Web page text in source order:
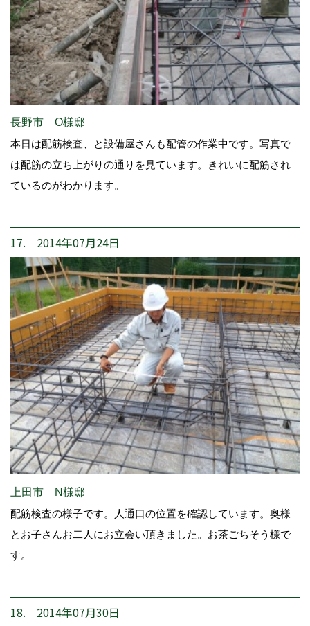
長野市 O様邸
本日は配筋検査、と設備屋さんも配管の作業中です。写真で
は配筋の立ち上がりの通りを見ています。きれいに配筋され
ているのがわかります。
17. 2014年07月24日
上田市 N様邸
配筋検査の様子です。人通口の位置を確認しています。奥様
とお子さんお二人にお立会い頂きました。お茶ごちそう様で
す。
18. 2014年07月30日